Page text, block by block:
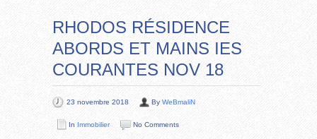
RHODOS RÉSIDENCE
ABORDS ET MAINS IES
COURANTES NOV 18
23 novembre 2018 By WeBmaliN
In Immobilier No Comments